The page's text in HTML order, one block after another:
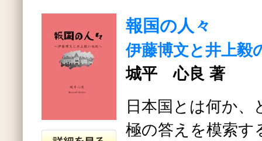
報国の人々
伊藤博文と井上毅
城平 心良 著
日本国とは何か
極の答えを模索す